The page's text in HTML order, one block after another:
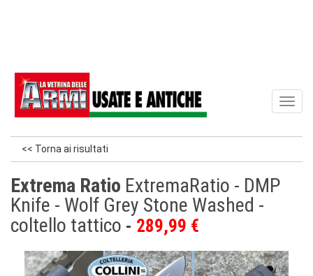
<< Torna ai risultati
Extrema Ratio ExtremaRatio - DMP
Knife - Wolf Grey Stone Washed -
coltello tattico
289,99 €